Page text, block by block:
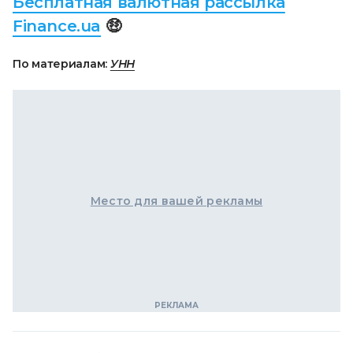
Finance.ua 🤑
По материалам: УНН
Место для вашей рекламы